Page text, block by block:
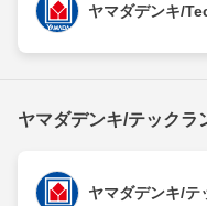
ヤマダデンキ/
ヤマダデンキ/テックラ
ヤマダデンキ/テ